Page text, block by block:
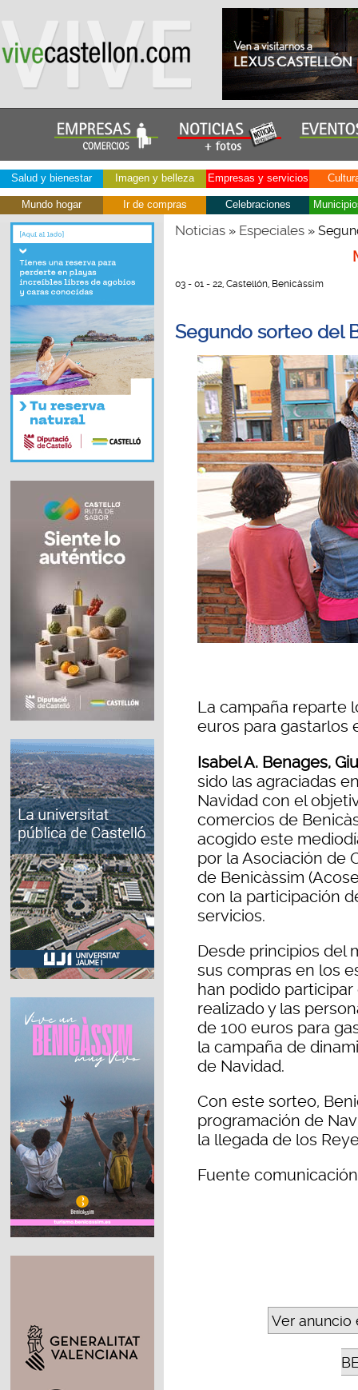
Salud y bienestar Imagen y belleza Empresas y servicios
Mundo hogar Ir de compras Celebraciones
Noticias» Especiales»
03 - 01 - 22, Castellón, Benicàssim
Segundo sorteo del
La campaña reparte
euros para gastarlos
Isabel A. Benages,
sido las agraciadas
Navidad con el
comercios de
acogido este
por la Asociación de
de Benicàssim
con la participación
servicios.
Desde principios del
sus compras en los
han podido
realizado y las
de 100 euros para
la campaña de
de Navidad.
Con este sorteo,
programación de
la llegada de los
Fuente
Ver anuncio